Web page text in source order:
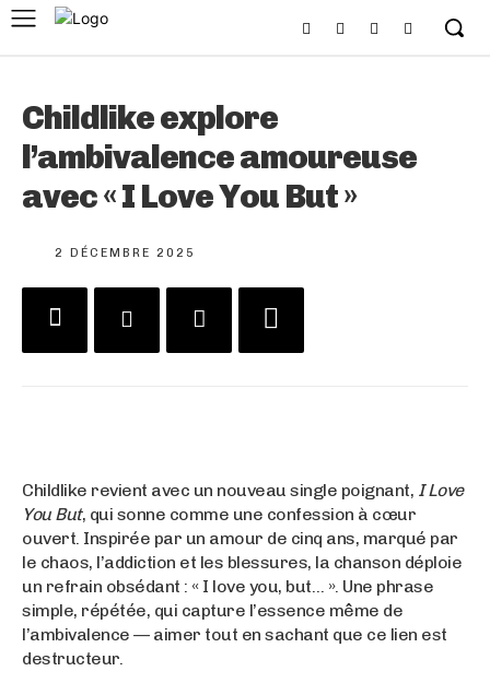
Childlike explore
l’ambivalence amoureuse
avec « I Love You But »
2 DÉCEMBRE 2025
Childlike revient avec un nouveau single poignant, I Love
You But, qui sonne comme une confession à cœur
ouvert. Inspirée par un amour de cinq ans, marqué par
le chaos, l’addiction et les blessures, la chanson déploie
un refrain obsédant : « I love you, but… ». Une phrase
simple, répétée, qui capture l’essence même de
l’ambivalence — aimer tout en sachant que ce lien est
destructeur.